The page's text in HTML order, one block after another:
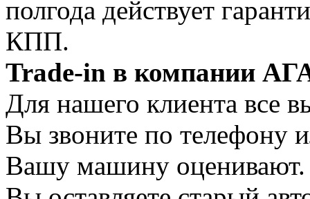
полгода действует
КПП.
Trade-in в компании
Для нашего клиента все
Вы звоните по телефону
Вашу машину оценивают.